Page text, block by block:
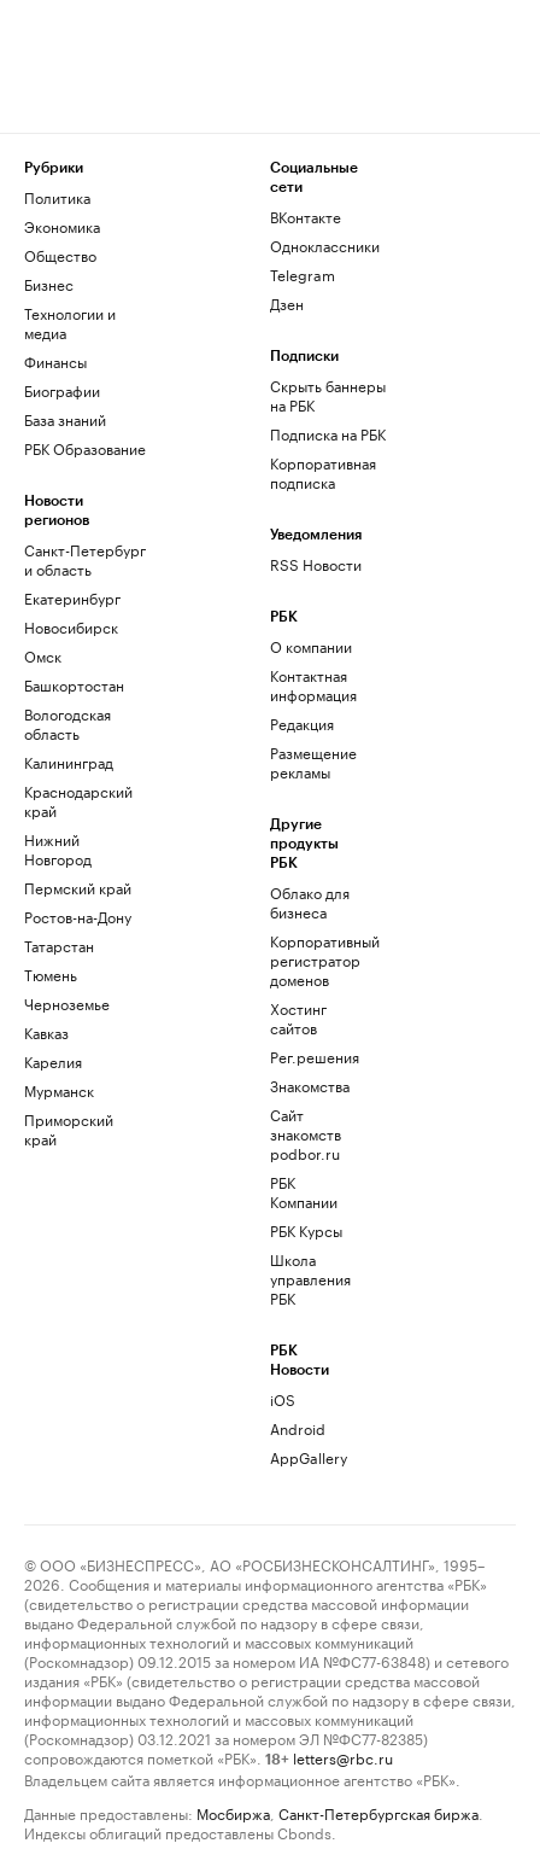
Рубрики
Политика
Экономика
Общество
Бизнес
Технологии и
медиа
Финансы
Биографии
База знаний
РБК Образование
Новости
регионов
Санкт-Петербург
и область
Екатеринбург
Новосибирск
Омск
Башкортостан
Вологодская
область
Калининград
Краснодарский
край
Нижний
Новгород
Пермский край
Ростов-на-Дону
Татарстан
Тюмень
Черноземье
Кавказ
Карелия
Мурманск
Приморский
край
Социальные
сети
ВКонтакте
Одноклассники
Telegram
Дзен
Подписки
Скрыть баннеры
на РБК
Подписка на РБК
Корпоративная
подписка
Уведомления
RSS Новости
РБК
О компании
Контактная
информация
Редакция
Размещение
рекламы
Другие
продукты
РБК
Облако для
бизнеса
Корпоративный
регистратор
доменов
Хостинг
сайтов
Рег.решения
Знакомства
Сайт
знакомств
podbor.ru
РБК
Компании
РБК Курсы
Школа
управления
РБК
РБК
Новости
iOS
Android
AppGallery
© ООО «БИЗНЕСПРЕСС», АО «РОСБИЗНЕСКОНСАЛТИНГ», 1995–
2026. Сообщения и материалы информационного агентства «РБК»
(свидетельство о регистрации средства массовой информации
выдано Федеральной службой по надзору в сфере связи,
информационных технологий и массовых коммуникаций
(Роскомнадзор) 09.12.2015 за номером ИА №ФС77-63848) и сетевого
издания «РБК» (свидетельство о регистрации средства массовой
информации выдано Федеральной службой по надзору в сфере связи,
информационных технологий и массовых коммуникаций
(Роскомнадзор) 03.12.2021 за номером ЭЛ №ФС77-82385)
сопровождаются пометкой «РБК».
18+ letters@rbc.ru
Владельцем сайта является информационное агентство «РБК».
Данные предоставлены: Мосбиржа Санкт-Петербургская биржа
Индексы облигаций предоставлены Cbonds.